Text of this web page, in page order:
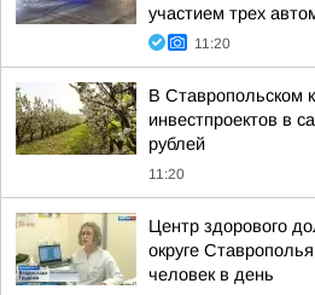
участием трех
11:20
В Ставропольском
инвестпроектов в
рублей
11:20
Центр здорового
округе
человек в день